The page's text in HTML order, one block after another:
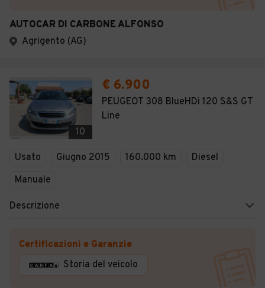
AUTOCAR DI CARBONE ALFONSO
Agrigento (AG)
10
€ 6.900
PEUGEOT 308 BlueHDi 120 S&S GT
Line
Usato Giugno 2015 160.000 km
Diesel
Manuale
Descrizione
Certificazioni e Garanzie
Storia del veicolo